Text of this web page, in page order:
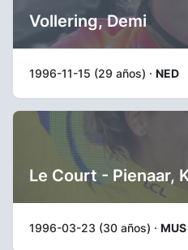
Vollering, Demi
1996-11-15 (29 años) · NED
Le Court - Pienaar,
1996-03-23 (30 años) · MUS